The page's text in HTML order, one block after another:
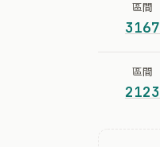
區間
3167
區間
2123